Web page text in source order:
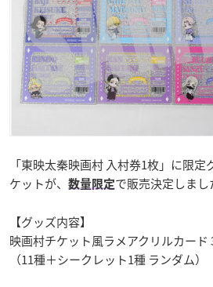
「東映太秦映画村 入村券1枚」に限
ケットが、
数量限定で販売決定しまし
【グッズ内容】
映画村チケット風ラメアクリルカード
（11種＋シークレット1種 ランダム）